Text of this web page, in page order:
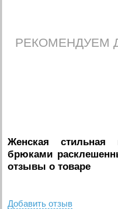
РЕКОМЕНДУЕМ
Женская
брюками
отзывы о товаре
Добавить отзыв